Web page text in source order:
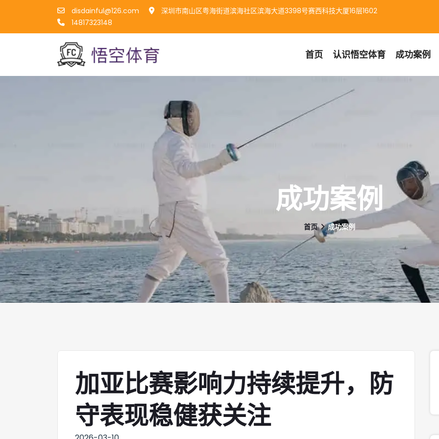
disdainful@126.com
深圳市南山区粤海街道滨海社区滨海大道3398号赛西科技大厦16层1602
14817323148
首页 认识悟空体育 成功案例
成功案例
首页 成功案例
加亚比赛影响力持续提升，防
守表现稳健获关注